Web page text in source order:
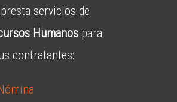
servicios de
Humanospara
contratantes: